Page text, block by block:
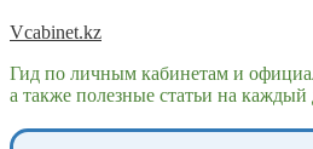
Vcabinet.kz
Гид по личным кабинетам и
а также полезные статьи на каждый